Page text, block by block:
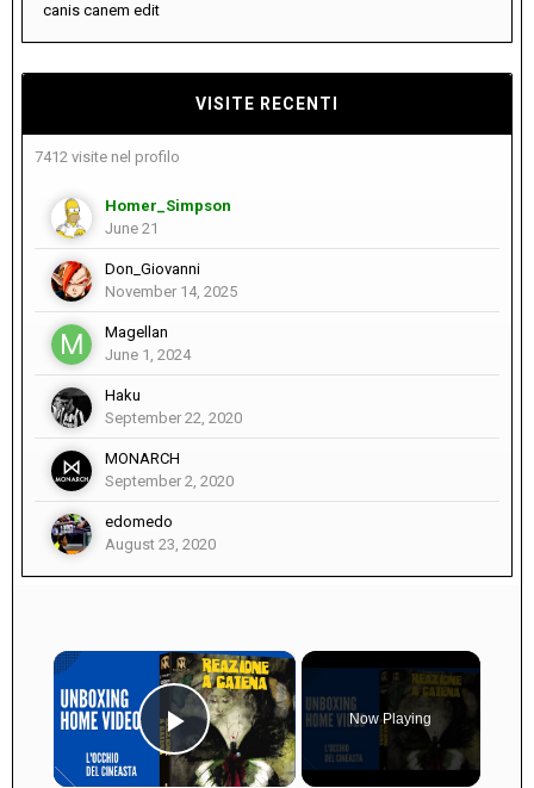
canis canem edit
VISITE RECENTI
7412 visite nel profilo
Homer_Simpson
June 21
Don_Giovanni
November 14, 2025
Magellan
June 1, 2024
Haku
September 22, 2020
MONARCH
September 2, 2020
edomedo
August 23, 2020
×
Play Video
Now Playing